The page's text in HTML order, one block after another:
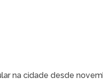
na cidade desde